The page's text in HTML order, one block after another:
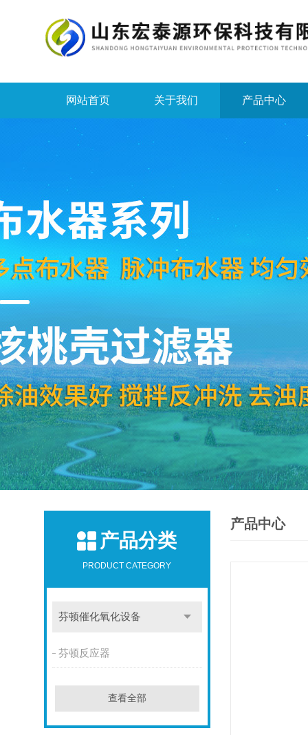
网站首页 关于我们 产品中心
产品分类
PRODUCT CATEGORY
芬顿催化氧化设备
芬顿反应器
查看全部
产品中心